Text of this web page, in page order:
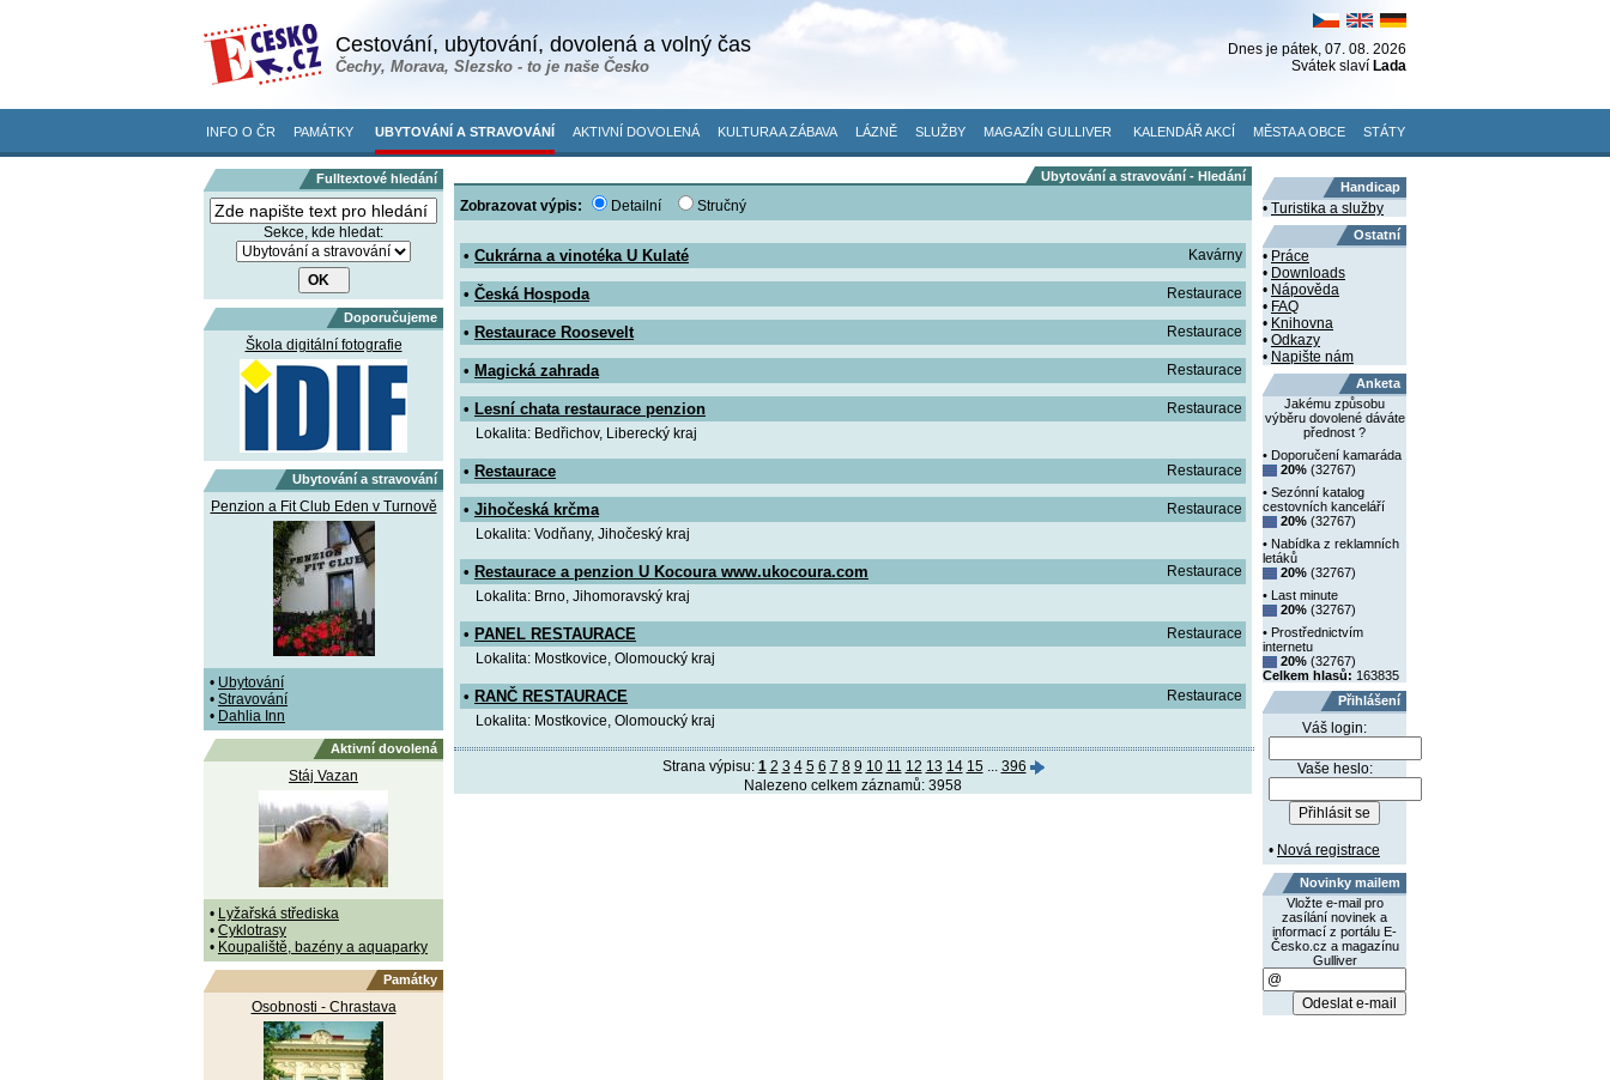
Cestování, ubytování, dovolená a volný čas
Čechy, Morava, Slezsko - to je naše Česko
Dnes je pátek, 07. 08. 2026
Svátek slaví Lada
INFO O ČR PAMÁTKY UBYTOVÁNÍ A STRAVOVÁNÍ AKTIVNÍ DOVOLENÁ KULTURA A ZÁBAVA LÁZNĚ SLUŽBY MAGAZÍN GULLIVER KALENDÁŘ AKCÍ MĚSTA A OBCE STÁTY
Fulltextové hledání
Sekce, kde hledat:
Doporučujeme
Škola digitální fotografie
Ubytování a stravování
Penzion a Fit Club Eden v Turnově
• Ubytování
• Stravování
• Dahlia Inn
Aktivní dovolená
Stáj Vazan
• Lyžařská střediska
• Cyklotrasy
• Koupaliště, bazény a aquaparky
Památky
Osobnosti - Chrastava
Ubytování a stravování - Hledání
Zobrazovat výpis: Detailní Stručný
• Cukrárna a vinotéka U Kulaté Kavárny
• Česká Hospoda Restaurace
• Restaurace Roosevelt Restaurace
• Magická zahrada Restaurace
• Lesní chata restaurace penzion
Restaurace
Lokalita: Bedřichov, Liberecký kraj
• Restaurace Restaurace
• Jihočeská krčma
Restaurace
Lokalita: Vodňany, Jihočeský kraj
• Restaurace a penzion U Kocoura www.ukocoura.com
Restaurace
Lokalita: Brno, Jihomoravský kraj
• PANEL RESTAURACE
Restaurace
Lokalita: Mostkovice, Olomoucký kraj
• RANČ RESTAURACE
Restaurace
Lokalita: Mostkovice, Olomoucký kraj
Strana výpisu: 1 2 3 4 5 6 7 8 9 10 11 12 13 14 15... 396
Nalezeno celkem záznamů: 3958
Handicap
• Turistika a služby
Ostatní
• Práce
• Downloads
• Nápověda
• FAQ
• Knihovna
• Odkazy
• Napište nám
Anketa
Jakému způsobu
výběru dovolené dáváte
přednost ?
• Doporučení kamaráda
20% (32767)
• Sezónní katalog
cestovních kanceláří
20% (32767)
• Nabídka z reklamních
letáků
20% (32767)
• Last minute
20% (32767)
• Prostřednictvím
internetu
20% (32767)
Celkem hlasů: 163835
Přihlášení
Váš login:
Vaše heslo:
• Nová registrace
Novinky mailem
Vložte e-mail pro
zasílání novinek a
informací z portálu E-
Česko.cz a magazínu
Gulliver